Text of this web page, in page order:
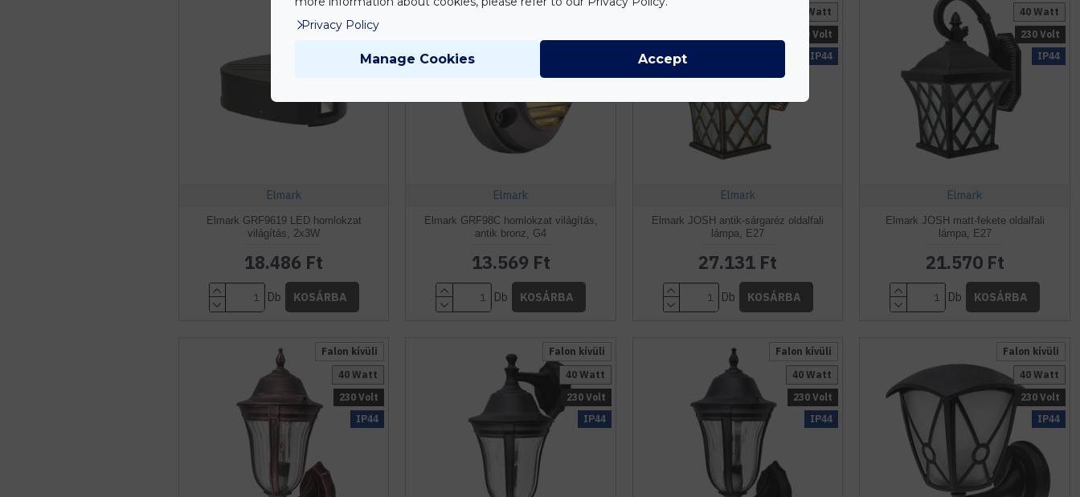
Természetes fehér
6 Watt
Elmark
Elmark GRF9619 LED homlokzat
világítás, 2x3W
18.486 Ft
Db KOSÁRBA
Elmark
Elmark GRF98C homlokzat világítás,
antik bronz, G4
13.569 Ft
Db KOSÁRBA
40 Watt
230 Volt
IP44
Elmark
Elmark JOSH antik-sárgaréz oldalfali
lámpa, E27
27.131 Ft
Db KOSÁRBA
40 Watt
230 Volt
IP44
Elmark
Elmark JOSH matt-fekete oldalfali
lámpa, E27
21.570 Ft
Db KOSÁRBA
Falon kívüli
40 Watt
230 Volt
IP44
Falon kívüli
40 Watt
230 Volt
IP44
Falon kívüli
40 Watt
230 Volt
IP44
Falon kívüli
40 Watt
230 Volt
IP44
Privacy Policy
Manage Cookies Accept